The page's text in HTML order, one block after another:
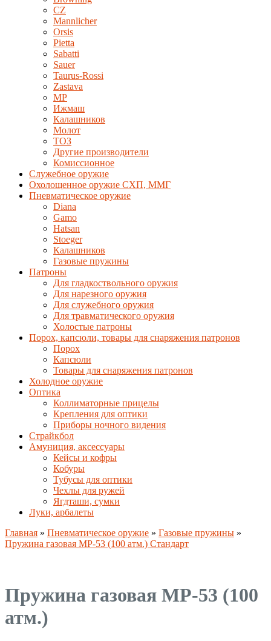
CZ
Mannlicher
Orsis
Pietta
Sabatti
Sauer
Taurus-Rossi
Zastava
MP
Ижмаш
Калашников
Молот
ТОЗ
Другие производители
Комиссионное
Служебное оружие
Охолощенное оружие СХП, ММГ
Пневматическое оружие
Diana
Gamo
Hatsan
Stoeger
Калашников
Газовые пружины
Патроны
Для гладкоствольного оружия
Для нарезного оружия
Для служебного оружия
Для травматического оружия
Холостые патроны
Порох, капсюли, товары для снаряжения патронов
Порох
Капсюли
Товары для снаряжения патронов
Холодное оружие
Оптика
Коллиматорные прицелы
Крепления для оптики
Приборы ночного видения
Страйкбол
Амуниция, аксессуары
Кейсы и кофры
Кобуры
Тубусы для оптики
Чехлы для ружей
Ягдташи, сумки
Луки, арбалеты
Главная » Пневматическое оружие » Газовые пружины »
Пружина газовая МР-53 (100 атм.) Стандарт
Пружина газовая MP-53 (100
атм.)